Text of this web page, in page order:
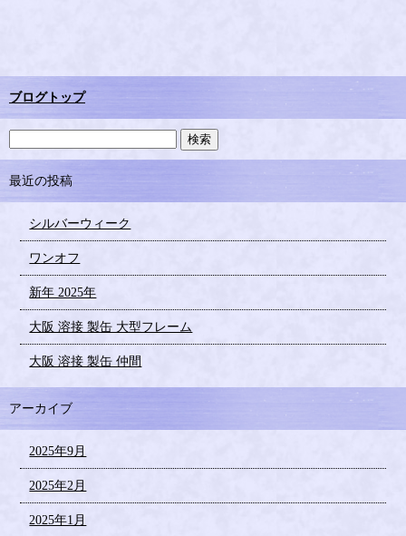
ブログトップ
最近の投稿
シルバーウィーク
ワンオフ
新年 2025年
大阪 溶接 製缶 大型フレーム
大阪 溶接 製缶 仲間
アーカイブ
2025年9月
2025年2月
2025年1月